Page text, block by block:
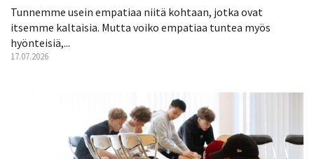
Tunnemme usein empatiaa niitä kohtaan, jotka ovat
itsemme kaltaisia. Mutta voiko empatiaa tuntea myös
hyönteisiä,...
17.07.2026